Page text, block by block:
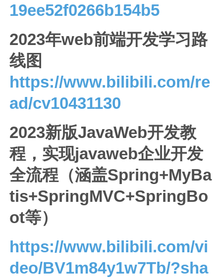
19ee52f0266b154b5
2023年web前端开发学习路
线图
https://www.bilibili.com/re
ad/cv10431130
2023新版JavaWeb开发教
程，实现javaweb企业开发
全流程（涵盖Spring+MyBa
tis+SpringMVC+SpringBo
ot等）
https://www.bilibili.com/vi
deo/BV1m84y1w7Tb/?sha